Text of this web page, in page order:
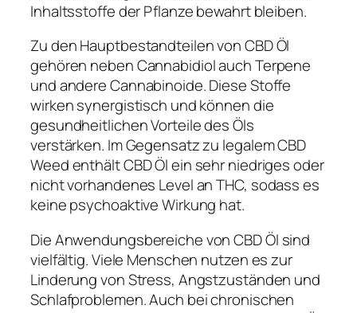
Inhaltsstoffe der Pflanze bewahrt bleiben.
Zu den Hauptbestandteilen von CBD Öl
gehören neben Cannabidiol auch Terpene
und andere Cannabinoide. Diese Stoffe
wirken synergistisch und können die
gesundheitlichen Vorteile des Öls
verstärken. Im Gegensatz zu legalem CBD
Weed enthält CBD Öl ein sehr niedriges oder
nicht vorhandenes Level an THC, sodass es
keine psychoaktive Wirkung hat.
Die Anwendungsbereiche von CBD Öl sind
vielfältig. Viele Menschen nutzen es zur
Linderung von Stress, Angstzuständen und
Schlafproblemen. Auch bei chronischen